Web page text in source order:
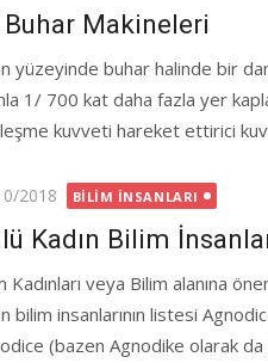
Makineleri
yüzeyinde buhar halinde bir
1/ 700 kat daha fazla yer
kuvveti hareket ettirici
2018 BILIM İNSANLARI
Kadın Bilim
Kadınları veya Bilim alanına
bilim insanlarının listesi
(bazen Agnodike olarak